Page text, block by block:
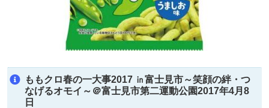
ももクロ春の一大事2017 ㏌富士見市～笑顔の絆・つ
なげるオモイ～＠富士見市第二運動公園2017年4月8
日